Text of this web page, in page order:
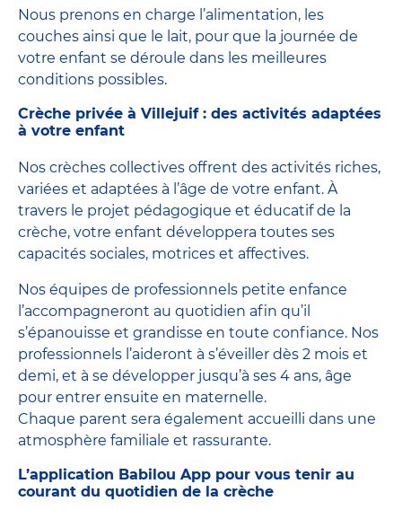
Nous prenons en charge l’alimentation, les
couches ainsi que le lait, pour que la journée de
votre enfant se déroule dans les meilleures
conditions possibles.
Crèche privée à Villejuif : des activités adaptées
à votre enfant
Nos crèches collectives offrent des activités riches,
variées et adaptées à l’âge de votre enfant. À
travers le projet pédagogique et éducatif de la
crèche, votre enfant développera toutes ses
capacités sociales, motrices et affectives.
Nos équipes de professionnels petite enfance
l’accompagneront au quotidien afin qu’il
s’épanouisse et grandisse en toute confiance. Nos
professionnels l’aideront à s’éveiller dès 2 mois et
demi, et à se développer jusqu’à ses 4 ans, âge
pour entrer ensuite en maternelle.
Chaque parent sera également accueilli dans une
atmosphère familiale et rassurante.
L’application Babilou App pour vous tenir au
courant du quotidien de la crèche